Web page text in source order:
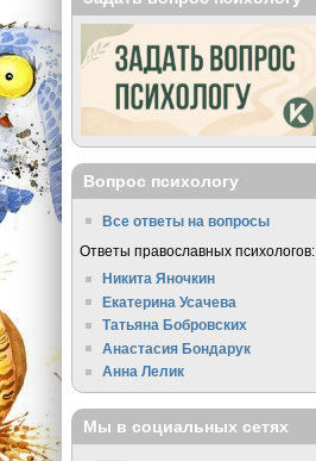
Вопрос психологу
Все ответы на вопросы
Ответы православных психологов:
Никита Яночкин
Екатерина Усачева
Татьяна Бобровских
Анастасия Бондарук
Анна Лелик
Мы в социальных сетях